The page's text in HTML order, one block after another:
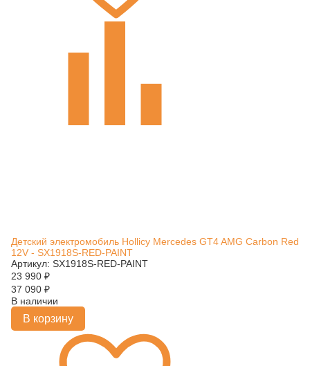
Детский электромобиль Hollicy Mercedes GT4 AMG Carbon Red
12V - SX1918S-RED-PAINT
Артикул: SX1918S-RED-PAINT
23 990 ₽
37 090 ₽
В наличии
В корзину